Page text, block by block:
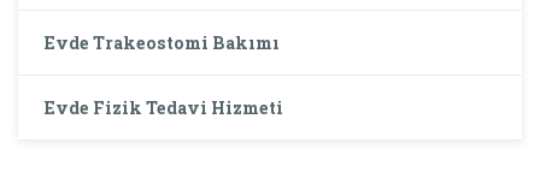
Evde Trakeostomi Bakımı
Evde Fizik Tedavi Hizmeti